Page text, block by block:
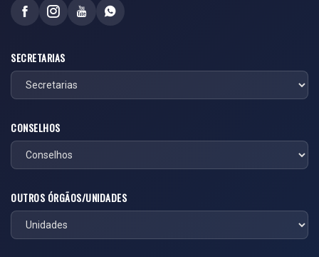
SECRETARIAS
CONSELHOS
OUTROS ÓRGÃOS/UNIDADES